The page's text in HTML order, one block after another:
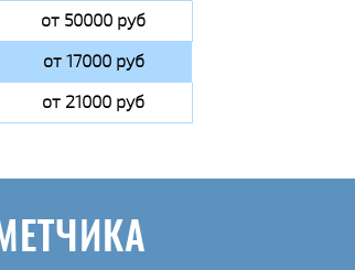
от 50000 руб
от 17000 руб
от 21000 руб